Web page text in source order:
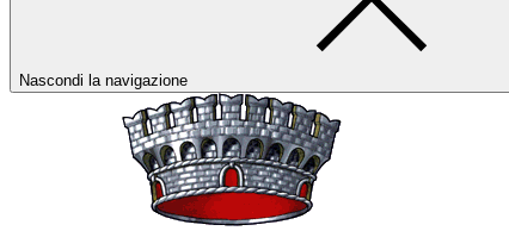
Nascondi la navigazione